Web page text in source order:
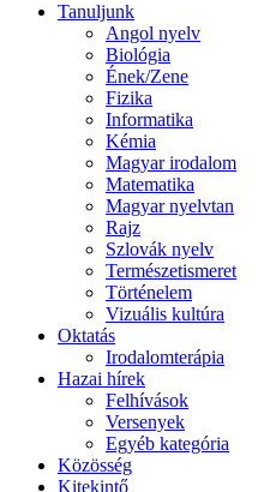
Tanuljunk
Angol nyelv
Biológia
Ének/Zene
Fizika
Informatika
Kémia
Magyar irodalom
Matematika
Magyar nyelvtan
Rajz
Szlovák nyelv
Természetismeret
Történelem
Vizuális kultúra
Oktatás
Irodalomterápia
Hazai hírek
Felhívások
Versenyek
Egyéb kategória
Közösség
Kitekintő